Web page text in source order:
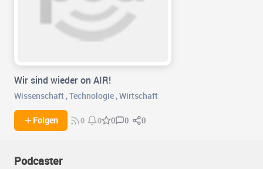
Wir sind wieder on AIR!
Wissenschaft ,Technologie ,Wirtschaft
Folgen 0 0 0 0 0
Podcaster